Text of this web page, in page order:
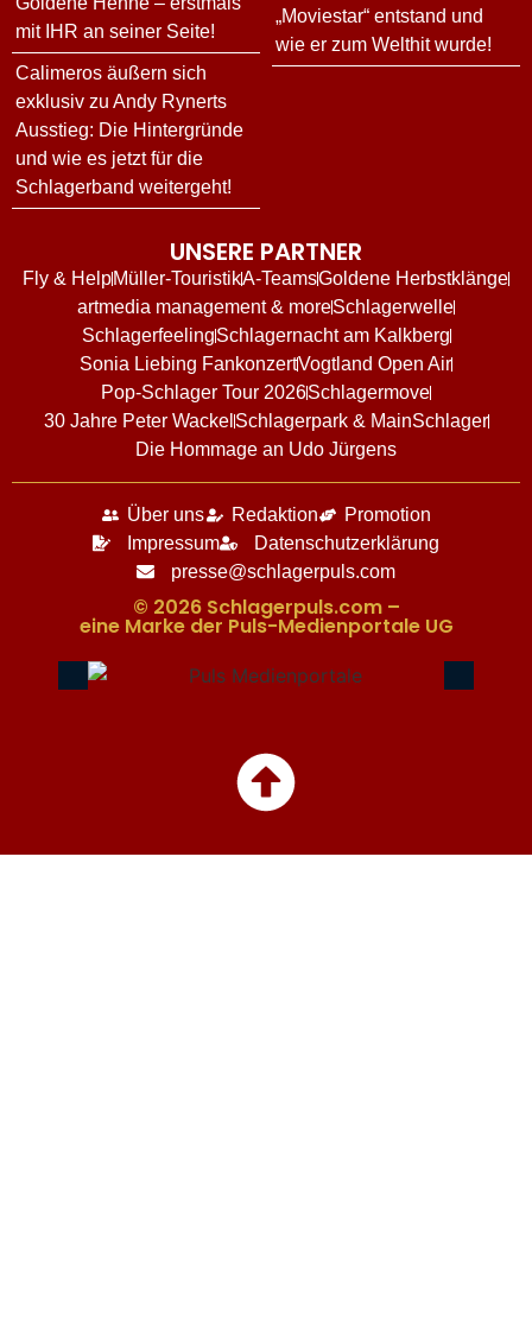
mit IHR an seiner Seite!
Calimeros äußern sich
exklusiv zu Andy Rynerts
Ausstieg: Die Hintergründe
und wie es jetzt für die
Schlagerband weitergeht!
„Moviestar“ entstand und
wie er zum Welthit wurde!
UNSERE PARTNER
Fly & HelpMüller-TouristikA-TeamsGoldene Herbstklänge
artmedia management & moreSchlagerwelle
SchlagerfeelingSchlagernacht am Kalkberg
Sonia Liebing FankonzertVogtland Open Air
Pop-Schlager Tour 2026Schlagermove
30 Jahre Peter Wackel Schlagerpark & MainSchlager
Die Hommage an Udo Jürgens
Über uns Redaktion
Promotion
Impressum
Datenschutzerklärung
presse@schlagerpuls.com
© 2026 Schlagerpuls.com –
eine Marke der Puls-Medienportale UG​